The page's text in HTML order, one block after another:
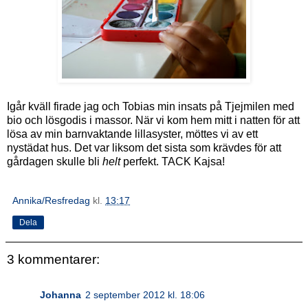
Igår kväll firade jag och Tobias min insats på Tjejmilen med
bio och lösgodis i massor. När vi kom hem mitt i natten för att
lösa av min barnvaktande lillasyster, möttes vi av ett
nystädat hus. Det var liksom det sista som krävdes för att
gårdagen skulle bli helt perfekt. TACK Kajsa!
Annika/Resfredag kl. 13:17
Dela
3 kommentarer:
Johanna 2 september 2012 kl. 18:06